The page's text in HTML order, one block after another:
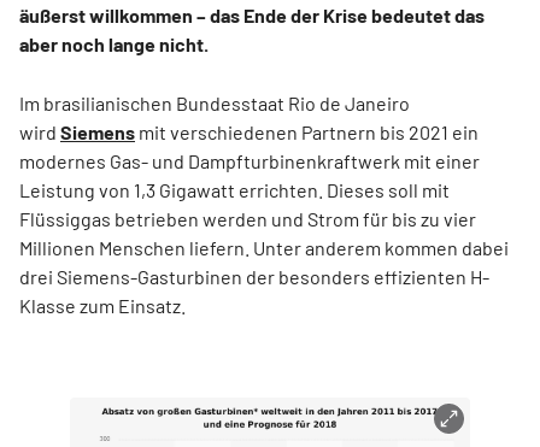
äußerst willkommen – das Ende der Krise bedeutet das
aber noch lange nicht.
Im brasilianischen Bundesstaat Rio de Janeiro
wird Siemens mit verschiedenen Partnern bis 2021 ein
modernes Gas- und Dampfturbinenkraftwerk mit einer
Leistung von 1,3 Gigawatt errichten. Dieses soll mit
Flüssiggas betrieben werden und Strom für bis zu vier
Millionen Menschen liefern. Unter anderem kommen dabei
drei Siemens-Gasturbinen der besonders effizienten H-
Klasse zum Einsatz.